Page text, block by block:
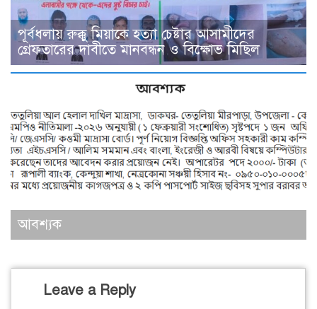
পূর্বধলায় রুক্কু মিয়াকে হত্যা চেষ্টার আসামীদের
গ্রেফতারের দাবীতে মানবন্ধন ও বিক্ষোভ মিছিল
আবশ্যক
Leave a Reply